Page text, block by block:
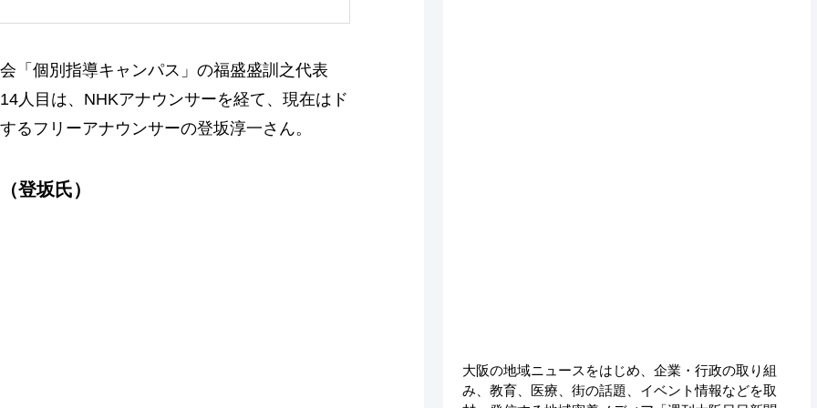
個別指導キャンパス」の福盛盛訓之代表
人目は、NHKアナウンサーを経て、現在はド
るフリーアナウンサーの登坂淳一さん。
登坂氏）
大阪の地域ニュースをはじめ、企業・行政の取り組
み、教育、医療、街の話題、イベント情報などを取